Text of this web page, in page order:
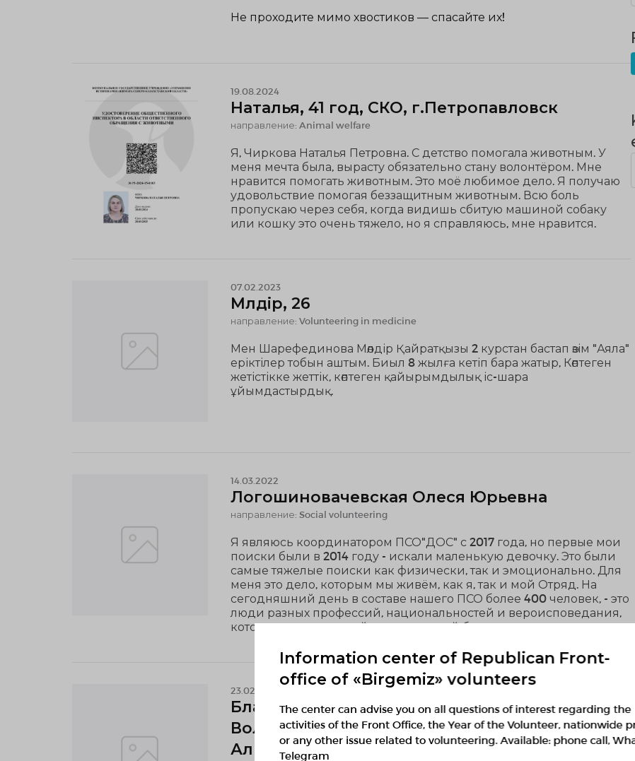
Не проходите мимо хвостиков — спасайте их!
19.08.2024
Наталья, 41 год, СКО, г.Петропавловск
направление: Animal welfare
Я, Чиркова Наталья Петровна. С детство помогала животным. У
меня мечта была, вырасту обязательно стану волонтёром. Мне
нравится помогать животным. Это моё любимое дело. Я получаю
удовольствие помогая беззащитным животным. Всю боль
пропускаю через себя, когда видишь сбитую машиной собаку
или кошку это очень тяжело, но я справляюсь, мне нравится.
07.02.2023
Мөлдір, 26
направление: Volunteering in medicine
Мен Шарефединова Мөлдір Қайратқызы 2 курстан бастап өзім "Аяла"
еріктілер тобын аштым. Биыл 8 жылға кетіп бара жатыр, Көптеген
жетістікке жеттік, көптеген қайырымдылық іс-шара
ұйымдастырдық.
14.03.2022
Логошиновачевская Олеся Юрьевна
направление: Social volunteering
Я являюсь координатором ПСО"ДОС" с 2017 года, но первые мои
поиски были в 2014 году - искали маленькую девочку. Это были
самые тяжелые поиски как физически, так и эмоционально. Для
меня это дело, которым мы живём, как я, так и мой Отряд. На
сегодняшний день в составе нашего ПСО более 400 человек, - это
люди разных профессий, национальностей и вероисповедания,
которые не могут пройти мимо чужой беды.
23.02.2022
Блац Дильмира, 50 лет. Координатор
Волонтерского движения LIDER.KZ Алматы и
Алматинской области
Information center of Republican Front-
office of «Birgemiz» volunteers
The center can advise you on all questions of interest regarding the
activities of the Front Office, the Year of the Volunteer, nationwide
or any other issue related to volunteering. Available: phone call,
Telegram